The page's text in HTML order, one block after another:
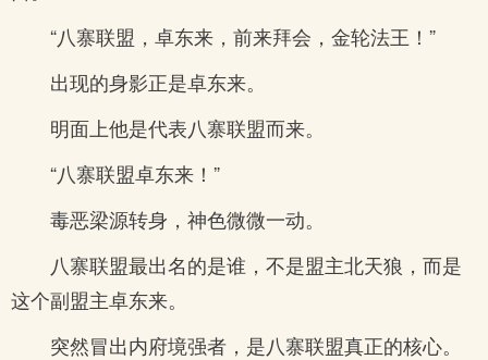
“八寨联盟，卓东来，前来拜会，金轮法王！”
出现的身影正是卓东来。
明面上他是代表八寨联盟而来。
“八寨联盟卓东来！”
毒恶梁源转身，神色微微一动。
八寨联盟最出名的是谁，不是盟主北天狼，而是
这个副盟主卓东来。
突然冒出内府境强者，是八寨联盟真正的核心。